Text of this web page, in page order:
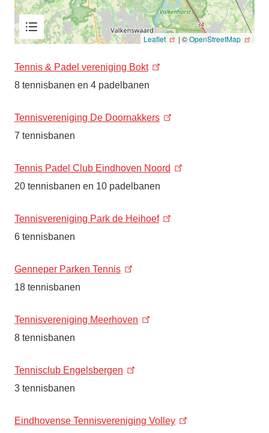
Leaflet | ©OpenStreetMap
Legenda
Tennis & Padel vereniging Bokt
8 tennisbanen en 4 padelbanen
Tennisvereniging De Doornakkers
7 tennisbanen
Tennis Padel Club Eindhoven Noord
20 tennisbanen en 10 padelbanen
Tennisvereniging Park de Heihoef
6 tennisbanen
Genneper Parken Tennis
18 tennisbanen
Tennisvereniging Meerhoven
8 tennisbanen
Tennisclub Engelsbergen
3 tennisbanen
Eindhovense Tennisvereniging Volley